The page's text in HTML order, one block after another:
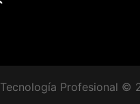
Tecnología Profesional ©